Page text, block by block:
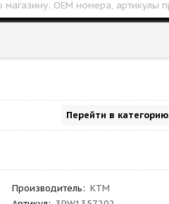
Перейти в категорию
Производитель: KTM